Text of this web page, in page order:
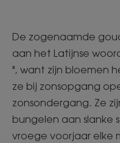
De zogenaamde
aan het Latijnse
", want zijn bloemen
ze bij zonsopgang
zonsondergang. Ze
bungelen aan slanke
vroege voorjaar elke